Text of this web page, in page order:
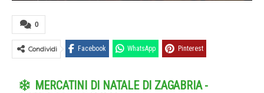
0
Condividi Facebook WhatsApp Pinterest
MERCATINI DI NATALE DI ZAGABRIA -